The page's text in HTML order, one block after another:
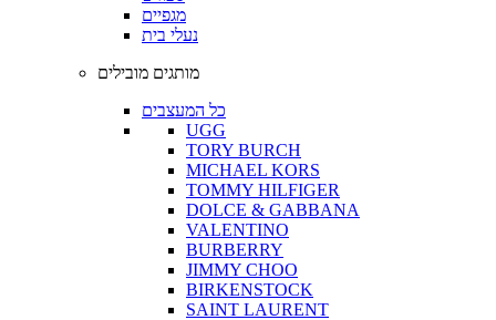
מגפיים
נעלי בית
מותגים מובילים
כל המעצבים
UGG
TORY BURCH
MICHAEL KORS
TOMMY HILFIGER
DOLCE & GABBANA
VALENTINO
BURBERRY
JIMMY CHOO
BIRKENSTOCK
SAINT LAURENT